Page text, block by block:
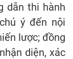
dẫn thi hành
ý đến nội
lược; đồng
diện, xác